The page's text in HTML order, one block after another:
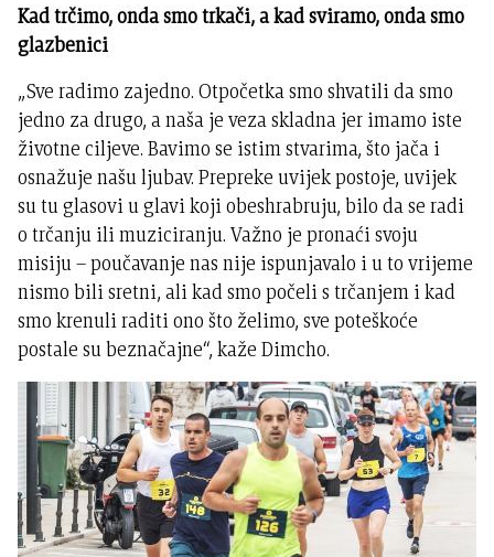
Kad trčimo, onda smo trkači, a kad sviramo, onda smo
glazbenici
„Sve radimo zajedno. Otpočetka smo shvatili da smo
jedno za drugo, a naša je veza skladna jer imamo iste
životne ciljeve. Bavimo se istim stvarima, što jača i
osnažuje našu ljubav. Prepreke uvijek postoje, uvijek
su tu glasovi u glavi koji obeshrabruju, bilo da se radi
o trčanju ili muziciranju. Važno je pronaći svoju
misiju – poučavanje nas nije ispunjavalo i u to vrijeme
nismo bili sretni, ali kad smo počeli s trčanjem i kad
smo krenuli raditi ono što želimo, sve poteškoće
postale su beznačajne“, kaže Dimcho.